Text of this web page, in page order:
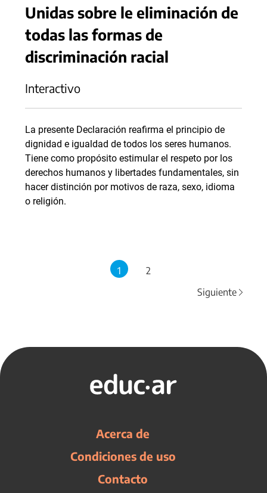
Unidas sobre le eliminación de
todas las formas de
discriminación racial
Interactivo
La presente Declaración reafirma el principio de
dignidad e igualdad de todos los seres humanos.
Tiene como propósito estimular el respeto por los
derechos humanos y libertades fundamentales, sin
hacer distinción por motivos de raza, sexo, idioma
o religión.
1
2
Siguiente
Acerca de
Condiciones de uso
Contacto